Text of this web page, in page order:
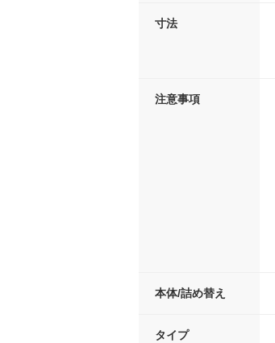
寸法
注意事項
本体/詰め替え
タイプ